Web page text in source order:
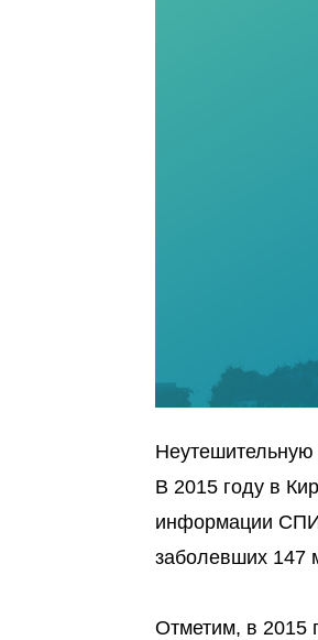
Неутешительную
В 2015 году в
информации
заболевших 147
Отметим, в 2015